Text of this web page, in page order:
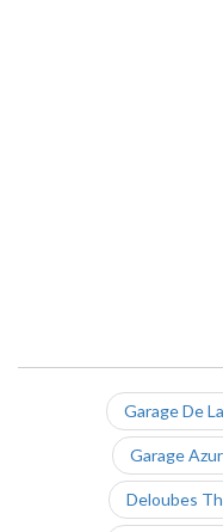
Garage De
Garage
Deloubes